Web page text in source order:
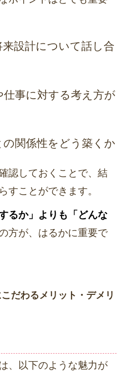
設計について話し合
事に対する考え方が
関係性をどう築くか
認しておくことで、結
すことができます。
るか」よりも「どんな
方が、はるかに重要で
だわるメリット・デメリ
、以下のような魅力が